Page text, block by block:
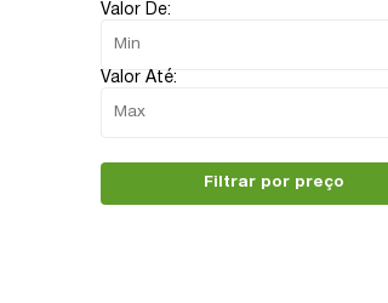
Valor De:
Valor Até:
Filtrar por preço